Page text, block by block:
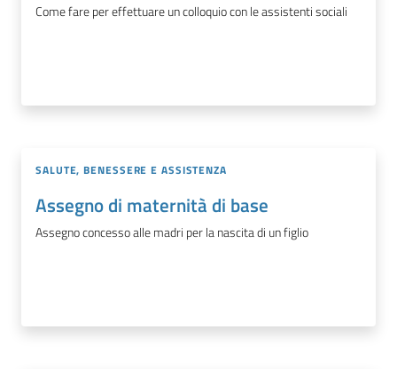
Come fare per effettuare un colloquio con le assistenti sociali
SALUTE, BENESSERE E ASSISTENZA
Assegno di maternità di base
Assegno concesso alle madri per la nascita di un figlio